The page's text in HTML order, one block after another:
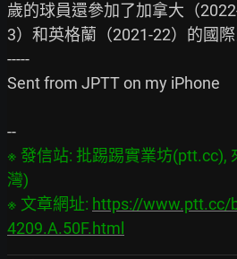
歲的球員還參加了加拿大（
3）和英格蘭（2021-22）的國際
-----
Sent from JPTT on my iPhone
※ 發信站: 批踢踢實業坊(ptt.cc),
灣)
※ 文章網址: https://www.ptt.cc/
4209.A.50F.html